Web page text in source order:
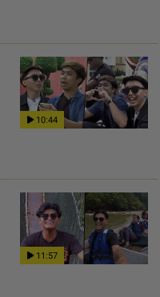
10:44
11:57